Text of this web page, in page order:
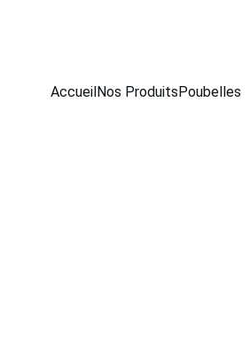
AccueilNos ProduitsPoubelles